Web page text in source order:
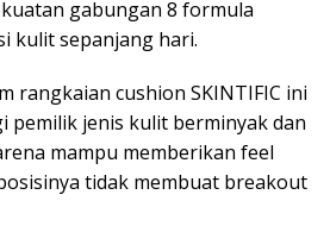
gabungan 8 formula
kulit sepanjang hari.
rangkaian cushion SKINTIFIC ini
pemilik jenis kulit berminyak dan
mampu memberikan feel
tidak membuat breakout